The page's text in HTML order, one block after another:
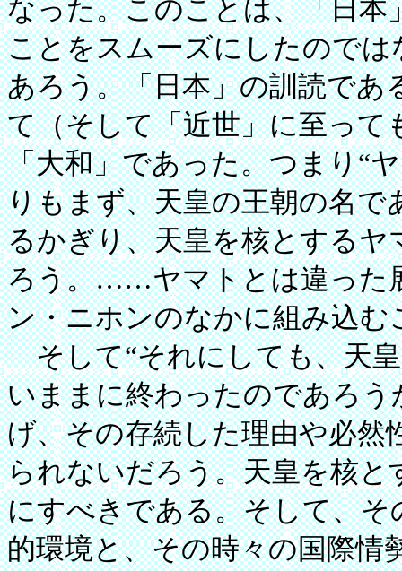
なった。このことは、「日本
ことをスムーズにしたので
あろう。「日本」の訓読であ
て（そして「近世」に至って
「大和」であった。つまり“
りもまず、天皇の王朝の名
るかぎり、天皇を核とする
ろう。……ヤマトとは違った
ン・ニホンのなかに組み込
そして“それにしても、天皇
いままに終わったのであろう
げ、その存続した理由や必然
られないだろう。天皇を核
にすべきである。そして、そ
的環境と、その時々の国際情